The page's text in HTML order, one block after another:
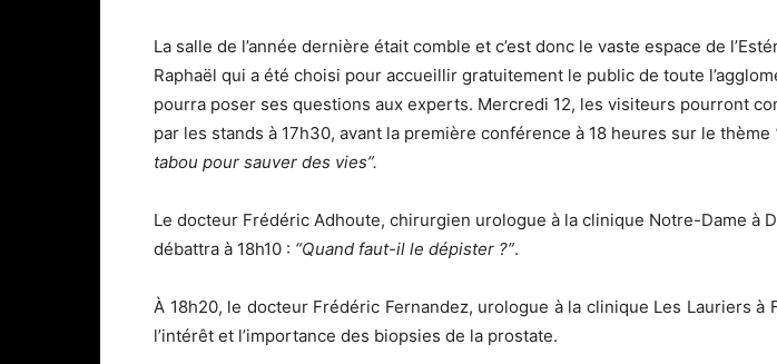
La salle de l’année dernière était comble et c’est donc le vaste espace de
Raphaël qui a été choisi pour accueillir gratuitement le public de toute
pourra poser ses questions aux experts. Mercredi 12, les visiteurs pourront
par les stands à 17h30, avant la première conférence à 18 heures sur le thème
tabou pour sauver des vies”.
Le docteur Frédéric Adhoute, chirurgien urologue à la clinique Notre-Dame à
débattra à 18h10 : “Quand faut-il le dépister ?”.
À 18h20, le docteur Frédéric Fernandez, urologue à la clinique Les Lauriers à
l’intérêt et l’importance des biopsies de la prostate.